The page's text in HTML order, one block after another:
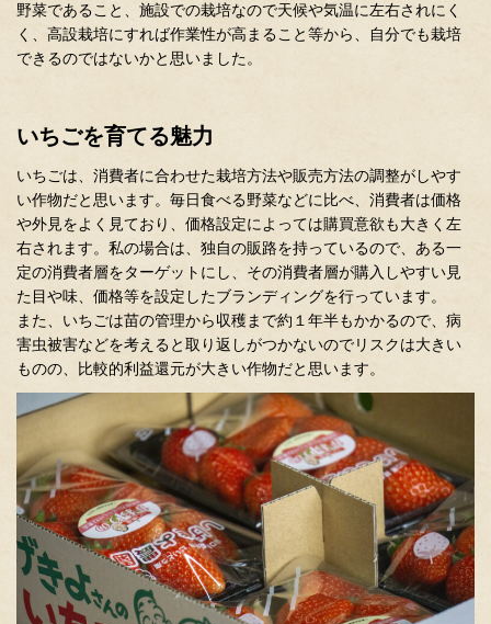
野菜であること、施設での栽培なので天候や気温に左右されにく
く、高設栽培にすれば作業性が高まること等から、自分でも栽培
できるのではないかと思いました。
いちごを育てる魅力
いちごは、消費者に合わせた栽培方法や販売方法の調整がしやす
い作物だと思います。毎日食べる野菜などに比べ、消費者は価格
や外見をよく見ており、価格設定によっては購買意欲も大きく左
右されます。私の場合は、独自の販路を持っているので、ある一
定の消費者層をターゲットにし、その消費者層が購入しやすい見
た目や味、価格等を設定したブランディングを行っています。
また、いちごは苗の管理から収穫まで約１年半もかかるので、病
害虫被害などを考えると取り返しがつかないのでリスクは大きい
ものの、比較的利益還元が大きい作物だと思います。